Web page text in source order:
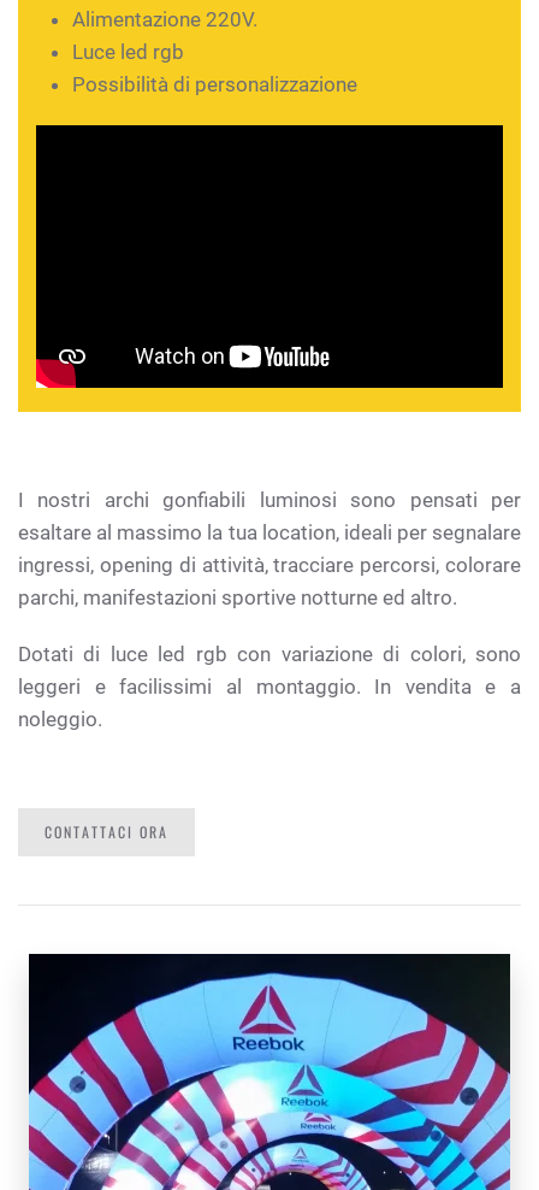
Alimentazione 220V.
Luce led rgb
Possibilità di personalizzazione
I nostri archi gonfiabili luminosi sono pensati per
esaltare al massimo la tua location, ideali per segnalare
ingressi, opening di attività, tracciare percorsi, colorare
parchi, manifestazioni sportive notturne ed altro.
Dotati di luce led rgb con variazione di colori, sono
leggeri e facilissimi al montaggio. In vendita e a
noleggio.
CONTATTACI ORA